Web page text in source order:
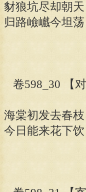
豺狼坑尽却朝
归路嶮巇今坦
卷598_30 【
海棠初发去春
今日能来花下